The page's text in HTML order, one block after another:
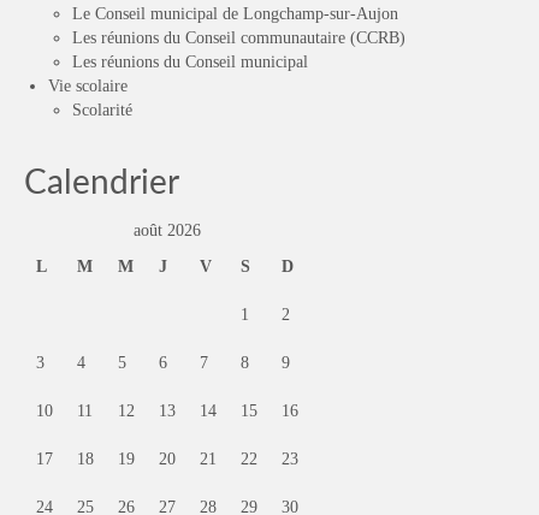
Le Conseil municipal de Longchamp-sur-Aujon
Les réunions du Conseil communautaire (CCRB)
Les réunions du Conseil municipal
Vie scolaire
Scolarité
Calendrier
août 2026
L
M M J V S D
1 2
3 4 5 6 7 8 9
10 11 12 13 14 15 16
17 18 19 20 21 22 23
24 25 26 27 28 29 30